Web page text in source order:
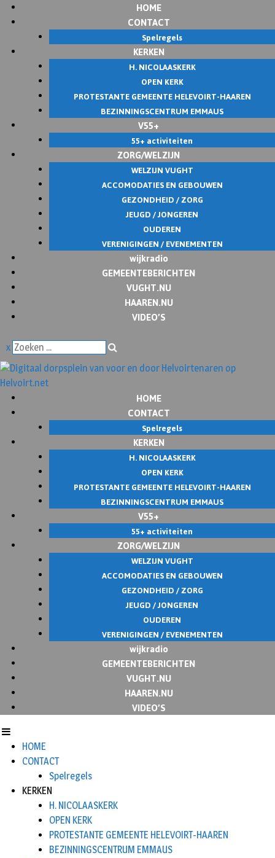
Skip
HOME
CONTACT
Spelregels
KERKEN
H. NICOLAASKERK
OPEN KERK
PROTESTANTE GEMEENTE HELEVOIRT-HAAREN
BEZINNINGSCENTRUM EMMAUS
V55+
55+ activiteiten
ZORG/WELZIJN
WELZIJN VUGHT
ACCOMODATIES EN GEBOUWEN
GEZONDHEID / ZORG
JEUGD / JONGEREN
OUDEREN
VERENIGINGEN / EVENEMENTEN
wijkradio
GEMEENTEBERICHTEN
VUGHT.NU
HAAREN.NU
VIDEO’S
x
HOME
CONTACT
Spelregels
KERKEN
H. NICOLAASKERK
OPEN KERK
PROTESTANTE GEMEENTE HELEVOIRT-HAAREN
BEZINNINGSCENTRUM EMMAUS
V55+
55+ activiteiten
ZORG/WELZIJN
WELZIJN VUGHT
ACCOMODATIES EN GEBOUWEN
GEZONDHEID / ZORG
JEUGD / JONGEREN
OUDEREN
VERENIGINGEN / EVENEMENTEN
wijkradio
GEMEENTEBERICHTEN
VUGHT.NU
HAAREN.NU
VIDEO’S
HOME
CONTACT
Spelregels
KERKEN
H. NICOLAASKERK
OPEN KERK
PROTESTANTE GEMEENTE HELEVOIRT-HAAREN
BEZINNINGSCENTRUM EMMAUS